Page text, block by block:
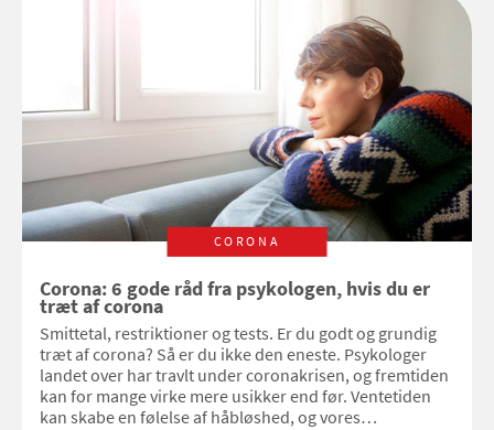
CORONA
Corona: 6 gode råd fra psykologen, hvis du er
træt af corona
Smittetal, restriktioner og tests. Er du godt og grundig
træt af corona? Så er du ikke den eneste. Psykologer
landet over har travlt under coronakrisen, og fremtiden
kan for mange virke mere usikker end før. Ventetiden
kan skabe en følelse af håbløshed, og vores